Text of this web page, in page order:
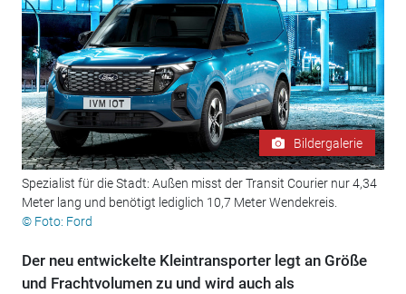
Bildergalerie
Spezialist für die Stadt: Außen misst der Transit Courier nur 4,34
Meter lang und benötigt lediglich 10,7 Meter Wendekreis.
© Foto: Ford
Der neu entwickelte Kleintransporter legt an Größe
und Frachtvolumen zu und wird auch als